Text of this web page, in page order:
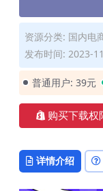
❅
资源分类: 国内电
发布时间: 2023-
普通用户: 39元
购买下载权
详情介绍